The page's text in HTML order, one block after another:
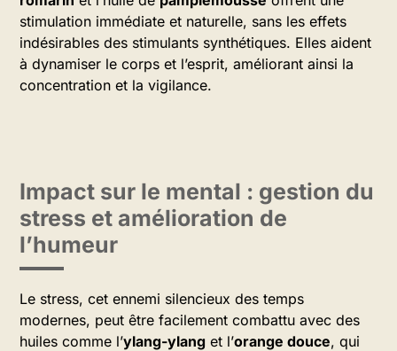
stimulation immédiate et naturelle, sans les effets
indésirables des stimulants synthétiques. Elles aident
à dynamiser le corps et l’esprit, améliorant ainsi la
concentration et la vigilance.
Impact sur le mental : gestion du
stress et amélioration de
l’humeur
Le stress, cet ennemi silencieux des temps
modernes, peut être facilement combattu avec des
huiles comme l’ylang-ylang et l’orange douce, qui